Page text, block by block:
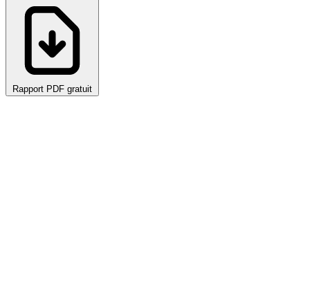
Rapport PDF gratuit